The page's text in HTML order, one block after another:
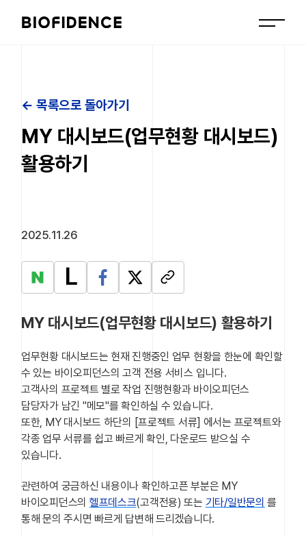
← 목록으로 돌아가기
MY 대시보드(업무현황 대시보드)
활용하기
2025.11.26
MY 대시보드(업무현황 대시보드) 활용하기
업무현황 대시보드는 현재 진행중인 업무 현황을 한눈에 확인할
수 있는 바이오피던스의 고객 전용 서비스 입니다.
고객사의 프로젝트 별로 작업 진행현황과 바이오피던스
담당자가 남긴 "메모"를 확인하실 수 있습니다.
또한, MY 대시보드 하단의 [프로젝트 서류] 에서는 프로젝트와
각종 업무 서류를 쉽고 빠르게 확인, 다운로드 받으실 수
있습니다.
관련하여 궁금하신 내용이나 확인하고픈 부분은 MY
바이오피던스의 헬프데스크(고객전용) 또는 기타/일반문의 를
통해 문의 주시면 빠르게 답변해 드리겠습니다.